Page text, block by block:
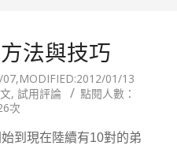
法與技巧
07,MODIFIED:2012/01/13
, 試用評論
點閱人數：
次
到現在陸續有10對的弟